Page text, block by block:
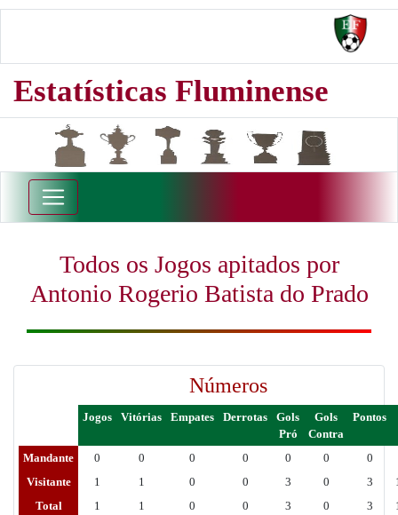
Estatísticas Fluminense
Todos os Jogos apitados por
Antonio Rogerio Batista do Prado
Números
Jogos Vitórias Empates Derrotas
Gols
Pró
Gols
Contra
Pontos
Mandante 0 0 0 0 0 0
0
Visitante
1 1 0 0 3 0 3
Total
1 1 0 0 3 0 3